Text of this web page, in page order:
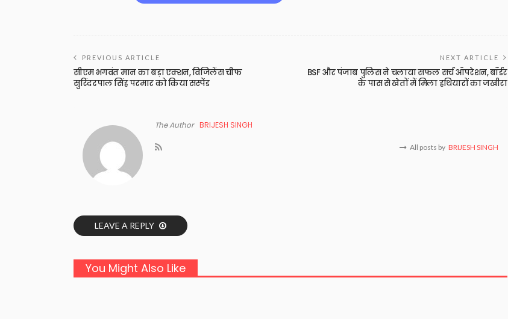
PREVIOUS ARTICLE
सीएम भगवंत मान का बड़ा एक्शन, विजिलेंस चीफ
सुरिंदरपाल सिंह परमार को किया सस्पेंड
NEXT ARTICLE
BSF और पंजाब पुलिस ने चलाया सफल सर्च ऑपरेशन, बॉर्डर
के पास से खेतों में मिला हथियारों का जखीरा
The Author BRIJESH SINGH
All posts by BRIJESH SINGH
LEAVE A REPLY
You Might Also Like